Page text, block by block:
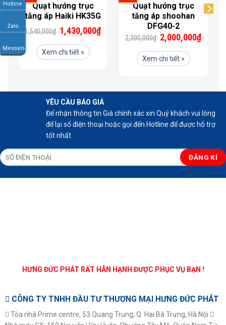
Quạt hướng trục
tăng áp Haiki HK35G
1,540,000₫ 1,430,000₫
Xem chi tiết »
Quạt hướng trục
tăng áp shoohan
DFG40-2
2,300,000₫ 2,000,000₫
Xem chi tiết »
YÊU CẦU BÁO GIÁ
Để nhận thông tin Giá chính xác xin Quý khách vui lòng
để lại số điện thoại hoặc gọi đến Hotline để được hỗ trợ
tốt nhất
HƯNG ĐỨC PHÁT RẤT HÂN HẠNH ĐƯỢC PHỤC VỤ BẠN !
CÔNG TY TNHH ĐẦU TƯ THƯƠNG MẠI HƯNG ĐỨC PHÁT
Tòa nhà Prime centre, 53 Quang Trung, Q. Hai Bà Trưng, Hà Nội
Hotline
Zalo
Messenger